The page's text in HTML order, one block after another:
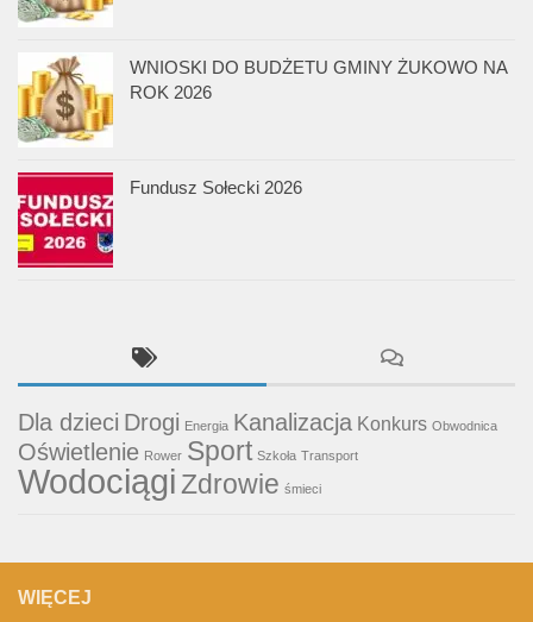
WNIOSKI DO BUDŻETU GMINY ŻUKOWO NA
ROK 2026
Fundusz Sołecki 2026
Dla dzieci Drogi Energia Kanalizacja Konkurs Obwodnica
Oświetlenie Rower Sport Szkoła Transport
WodociągiZdrowie śmieci
WIĘCEJ